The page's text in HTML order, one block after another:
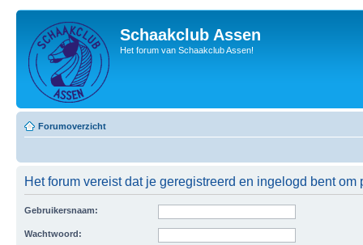
Schaakclub Assen
Het forum van Schaakclub Assen!
Forumoverzicht
Het forum vereist dat je geregistreerd en ingelogd bent om
Gebruikersnaam:
Wachtwoord: